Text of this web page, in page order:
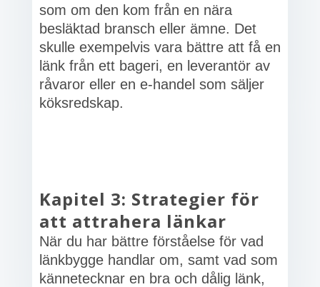
som om den kom från en nära
besläktad bransch eller ämne. Det
skulle exempelvis vara bättre att få en
länk från ett bageri, en leverantör av
råvaror eller en e-handel som säljer
köksredskap.
Kapitel 3: Strategier för
att attrahera länkar
När du har bättre förståelse för vad
länkbygge handlar om, samt vad som
kännetecknar en bra och dålig länk,